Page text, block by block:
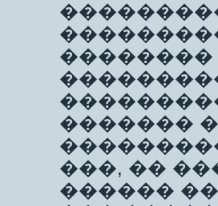
��������
�������
���, ��
������